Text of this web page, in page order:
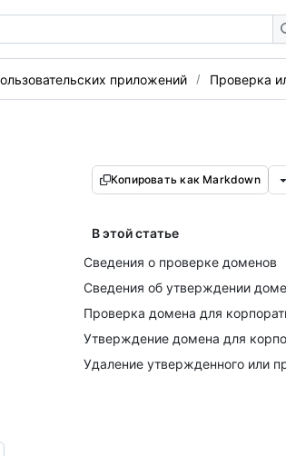
приложений Проверка
Копировать как Markdown
В этой статье
Сведения о проверке доменов
Сведения об утверждении
Проверка домена для
Утверждение домена для
Удаление утвержденного или